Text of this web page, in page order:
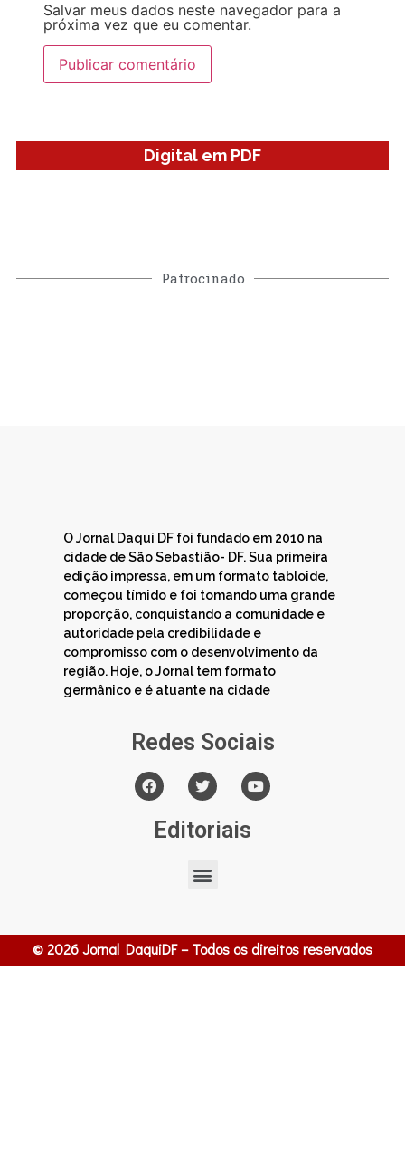
Salvar meus dados neste navegador para a
próxima vez que eu comentar.
Digital em PDF
Patrocinado
O Jornal Daqui DF foi fundado em 2010 na
cidade de São Sebastião- DF. Sua primeira
edição impressa, em um formato tabloide,
começou tímido e foi tomando uma grande
proporção, conquistando a comunidade e
autoridade pela credibilidade e
compromisso com o desenvolvimento da
região. Hoje, o Jornal tem formato
germânico e é atuante na cidade
Redes Sociais
Editoriais
© 2026 Jornal DaquiDF – Todos os direitos reservados